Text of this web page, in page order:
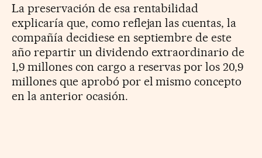
La preservación de esa rentabilidad
explicaría que, como reflejan las cuentas, la
compañía decidiese en septiembre de este
año repartir un dividendo extraordinario de
1,9 millones con cargo a reservas por los 20,9
millones que aprobó por el mismo concepto
en la anterior ocasión.